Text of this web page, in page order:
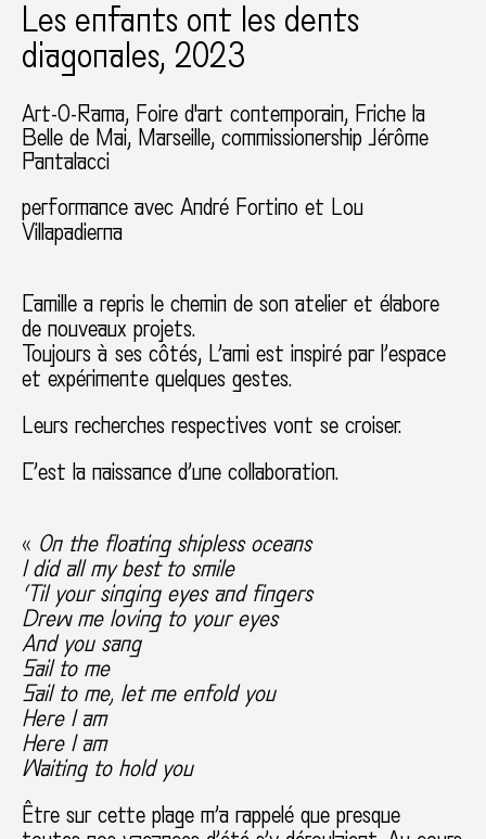
Les enfants ont les dents
diagonales, 2023
Art-O-Rama, Foire d'art contemporain, Friche la
Belle de Mai Marseille commissionership Jérôme
Pantalacci
performance avec André Fortino et Lou
Villapadierna
Camille a repris le chemin de son atelier et élabore
de nouveaux projets.
Toujours à ses côtés, L’ami est inspiré par l’espace
et expérimente quelques gestes.
Leurs recherches respectives vont se croiser.
C’est la naissance d’une collaboration.
« On the floating shipless oceans
I did all my best to smile
‘Til your singing eyes and fingers
Drew me loving to your eyes
And you sang
Sail to me
Sail to me, let me enfold you
Here I am
Here I am
Waiting to hold you
Être sur cette plage m’a rappelé que presque